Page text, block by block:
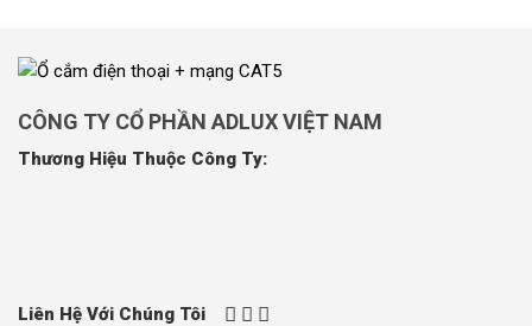
CÔNG TY CỔ PHẦN ADLUX VIỆT NAM
Thương Hiệu Thuộc Công Ty:
Liên Hệ Với Chúng Tôi